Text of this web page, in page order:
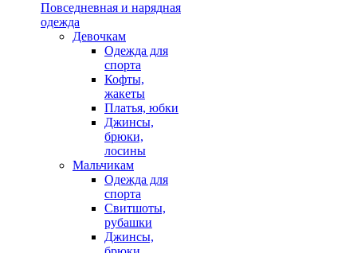
Повседневная и нарядная
одежда
Девочкам
Одежда для
спорта
Кофты,
жакеты
Платья, юбки
Джинсы,
брюки,
лосины
Мальчикам
Одежда для
спорта
Свитшоты,
рубашки
Джинсы,